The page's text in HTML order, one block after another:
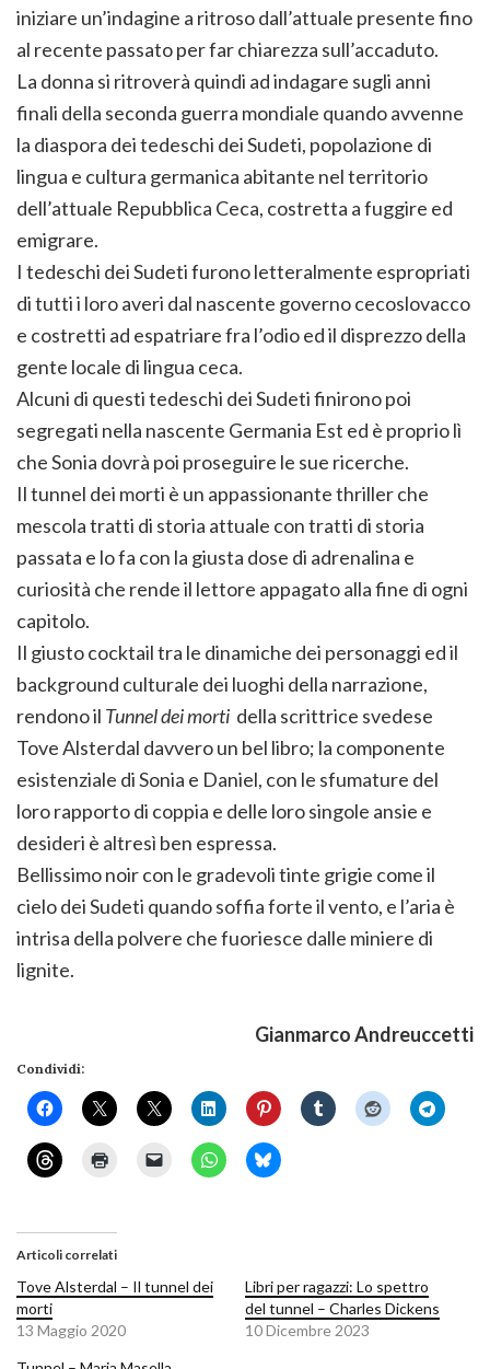
iniziare un’indagine a ritroso dall’attuale presente fino
al recente passato per far chiarezza sull’accaduto.
La donna si ritroverà quindi ad indagare sugli anni
finali della seconda guerra mondiale quando avvenne
la diaspora dei tedeschi dei Sudeti, popolazione di
lingua e cultura germanica abitante nel territorio
dell’attuale Repubblica Ceca, costretta a fuggire ed
emigrare.
I tedeschi dei Sudeti furono letteralmente espropriati
di tutti i loro averi dal nascente governo cecoslovacco
e costretti ad espatriare fra l’odio ed il disprezzo della
gente locale di lingua ceca.
Alcuni di questi tedeschi dei Sudeti finirono poi
segregati nella nascente Germania Est ed è proprio lì
che Sonia dovrà poi proseguire le sue ricerche.
Il tunnel dei morti è un appassionante thriller che
mescola tratti di storia attuale con tratti di storia
passata e lo fa con la giusta dose di adrenalina e
curiosità che rende il lettore appagato alla fine di ogni
capitolo.
Il giusto cocktail tra le dinamiche dei personaggi ed il
background culturale dei luoghi della narrazione,
rendono il Tunnel dei morti della scrittrice svedese
Tove Alsterdal davvero un bel libro; la componente
esistenziale di Sonia e Daniel, con le sfumature del
loro rapporto di coppia e delle loro singole ansie e
desideri è altresì ben espressa.
Bellissimo noir con le gradevoli tinte grigie come il
cielo dei Sudeti quando soffia forte il vento, e l’aria è
intrisa della polvere che fuoriesce dalle miniere di
lignite.
Gianmarco Andreuccetti
Condividi:
Articoli correlati
Tove Alsterdal – Il tunnel dei
morti
13 Maggio 2020
Libri per ragazzi: Lo spettro
del tunnel – Charles Dickens
10 Dicembre 2023